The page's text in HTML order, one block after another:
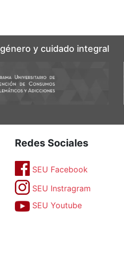
y cuidado integral
Redes Sociales
SEU Facebook
SEU Instragram
SEU Youtube